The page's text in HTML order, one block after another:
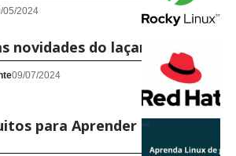
05/2024
novidades do laçamento
09/07/2024
para Aprender Linux